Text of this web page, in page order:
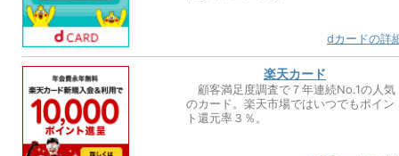
dカードの詳
楽天カード
顧客満足度調査で７年連続No.1の人気
のカード。楽天市場ではいつでもポイン
ト還元率３％。